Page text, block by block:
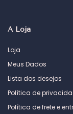
A Loja
Loja
Meus Dados
Lista dos desejos
Política de
Política de frete e